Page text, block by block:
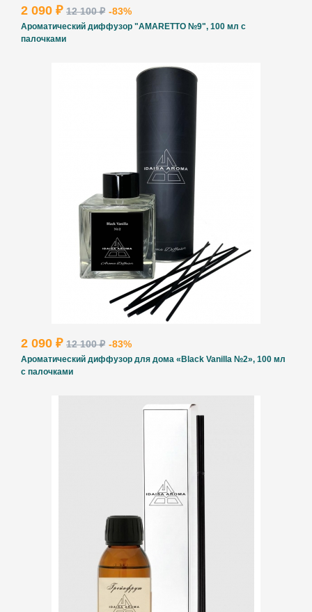
2 090 ₽ 12 100 ₽ -83%
Ароматический диффузор "AMARETTO №9", 100 мл с
палочками
2 090 ₽ 12 100 ₽ -83%
Ароматический диффузор для дома «Black Vanilla №2», 100 мл
с палочками